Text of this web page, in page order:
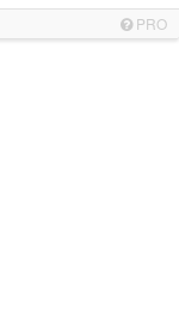
PRO